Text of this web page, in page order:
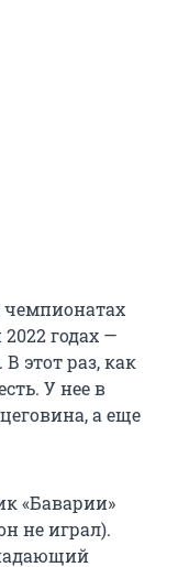
чемпионатах
годах —
этот раз, как
У нее в
а еще
«Баварии»
не играл).